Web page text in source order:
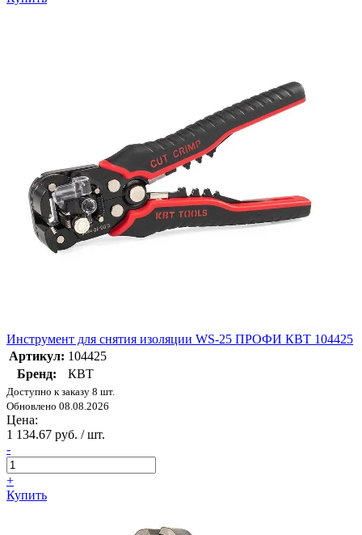
Инструмент для снятия изоляции WS-25 ПРОФИ КВТ 104425
Артикул: 104425
Бренд:
КВТ
Доступно к заказу 8 шт.
Обновлено 08.08.2026
Цена:
1 134.67 руб. / шт.
-
+
Купить